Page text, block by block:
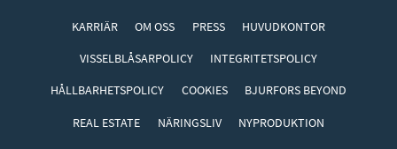
KARRIÄR OM OSS PRESS HUVUDKONTOR
VISSELBLÅSARPOLICY INTEGRITETSPOLICY
HÅLLBARHETSPOLICY COOKIES BJURFORS BEYOND
REAL ESTATE NÄRINGSLIV NYPRODUKTION